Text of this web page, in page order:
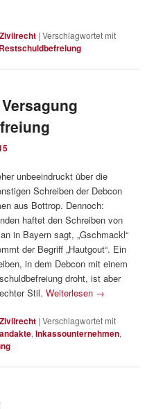
|Verschlagwortet mit
Restschuldbefreiung
unbeeindruckt über die
Schreiben der Debcon
aus Bottrop. Dennoch:
haftet den Schreiben von
in Bayern sagt, „Gschmackl“
der Begriff „Hautgout“. Ein
in dem Debcon mit einem
droht, ist aber
Stil.Weiterlesen →
|Verschlagwortet mit
,Inkassounternehmen,